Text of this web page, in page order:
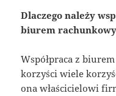
Dlaczego należy
biurem
Współpraca z
korzyści wiele
ona właścicielowi